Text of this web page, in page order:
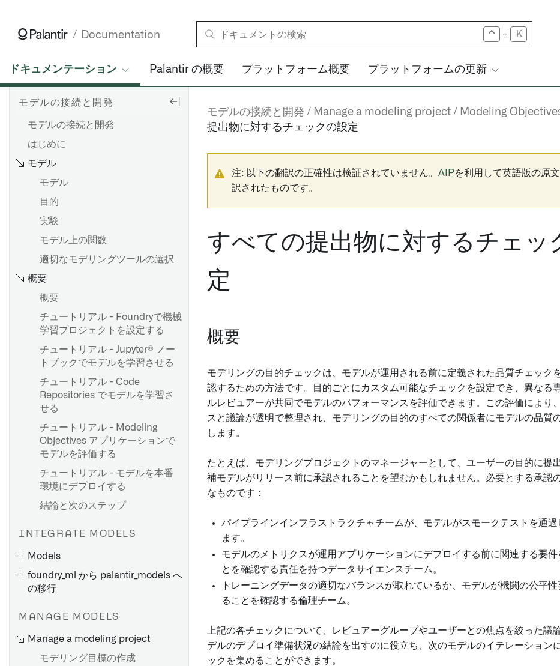
Documentation + K
ドキュメンテーション Palantir の概要 プラットフォーム概要 プラットフォームの更新
モデルの接続と開発
モデルの接続と開発
はじめに
モデル
モデル
目的
実験
モデル上の関数
適切なモデリングツールの選択
概要
概要
チュートリアル - Foundryで機械
学習プロジェクトを設定する
チュートリアル - Jupyter® ノー
トブックでモデルを学習させる
チュートリアル - Code
Repositories でモデルを学習さ
せる
チュートリアル - Modeling
Objectives アプリケーションで
モデルを評価する
チュートリアル - モデルを本番
環境にデプロイする
結論と次のステップ
INTEGRATE MODELS
Models
モデルアダプターの概要
モデルアダプターを作成する
デフォルトのシリアライザー
foundry_ml から palantir_models へ
の移行
MANAGE MODELS
Manage a modeling project
モデリング目標の作成
モデルの接続と開発 Manage a modeling project Modeling
提出物に対するチェックの設定
注: 以下の翻訳の正確性は検証されていません。 AIPを利用して英語版の原
訳されたものです。
すべての提出物に対するチェッ
定
概要
モデリングの目的チェックは、モデルが運用される前に定義された品質チェック
認するための方法です。目的ごとにカスタム可能なチェックを設定でき、異なる
ルレビュアーが共同でモデルのパフォーマンスを評価できます。この評価により
スと議論が透明で整理され、モデリングの目的のすべての関係者にモデルの品質
します。
たとえば、モデリングプロジェクトのマネージャーとして、ユーザーの目的に提
補モデルがリリース前に承認されることを望むかもしれません。必要とする承認
なものです：
パイプラインインフラストラクチャチームが、モデルがスモークテストを通過
ます。
モデルのメトリクスが運用アプリケーションにデプロイする前に関連する要件
とを確認する責任を持つデータサイエンスチーム。
トレーニングデータの適切なバランスが取れているか、モデルが機関の公平
ることを確認する倫理チーム。
上記の各チェックについて、レビュアーグループやユーザーとの焦点を絞った議
デルのデプロイ準備状況の結論を出すのに役立ち、次のモデルのイテレーション
ックを集めることができます。